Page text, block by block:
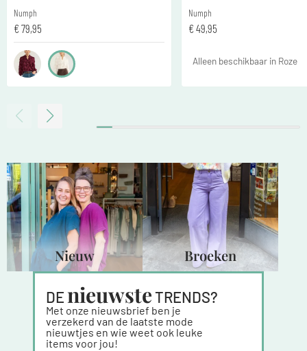
Numph
€ 79,95
Numph
€ 49,95
Alleen beschikbaar in Roze
Nieuw Broeken
DE nieuwste TRENDS?
Met onze nieuwsbrief ben je
verzekerd van de laatste mode
nieuwtjes en wie weet ook leuke
items voor jou!